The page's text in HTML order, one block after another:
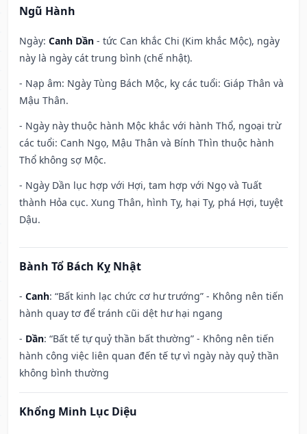
Ngũ Hành
Ngày: Canh Dần - tức Can khắc Chi (Kim khắc Mộc), ngày
này là ngày cát trung bình (chế nhật).
- Nạp âm: Ngày Tùng Bách Mộc, kỵ các tuổi: Giáp Thân và
Mậu Thân.
- Ngày này thuộc hành Mộc khắc với hành Thổ, ngoại trừ
các tuổi: Canh Ngọ, Mậu Thân và Bính Thìn thuộc hành
Thổ không sợ Mộc.
- Ngày Dần lục hợp với Hợi, tam hợp với Ngọ và Tuất
thành Hỏa cục. Xung Thân, hình Tỵ, hại Tỵ, phá Hợi, tuyệt
Dậu.
Bành Tổ Bách Kỵ Nhật
- Canh: “Bất kinh lạc chức cơ hư trướng” - Không nên tiến
hành quay tơ để tránh cũi dệt hư hại ngang
- Dần: “Bất tế tự quỷ thần bất thường” - Không nên tiến
hành công việc liên quan đến tế tự vì ngày này quỷ thần
không bình thường
Khổng Minh Lục Diệu